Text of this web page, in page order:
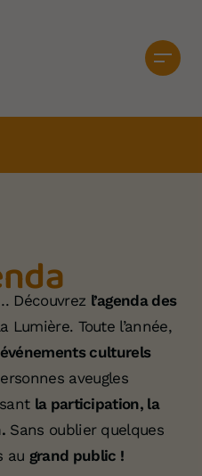
Découvrez l’agenda des
Lumière. Toute l’année,
événements culturels
aveugles
la participation, la
Sans oublier quelques
au grand public !